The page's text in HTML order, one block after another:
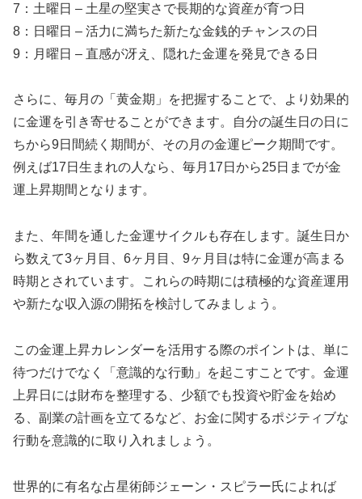
7：土曜日 – 土星の堅実さで長期的な資産が育つ日
8：日曜日 – 活力に満ちた新たな金銭的チャンスの日
9：月曜日 – 直感が冴え、隠れた金運を発見できる日
さらに、毎月の「黄金期」を把握することで、より効果的
に金運を引き寄せることができます。自分の誕生日の日に
ちから9日間続く期間が、その月の金運ピーク期間です。
例えば17日生まれの人なら、毎月17日から25日までが金
運上昇期間となります。
また、年間を通した金運サイクルも存在します。誕生日か
ら数えて3ヶ月目、6ヶ月目、9ヶ月目は特に金運が高まる
時期とされています。これらの時期には積極的な資産運用
や新たな収入源の開拓を検討してみましょう。
この金運上昇カレンダーを活用する際のポイントは、単に
待つだけでなく「意識的な行動」を起こすことです。金運
上昇日には財布を整理する、少額でも投資や貯金を始め
る、副業の計画を立てるなど、お金に関するポジティブな
行動を意識的に取り入れましょう。
世界的に有名な占星術師ジェーン・スピラー氏によれば